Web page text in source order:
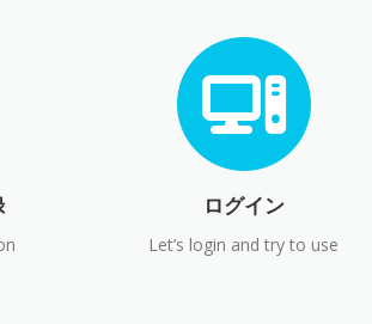
ログイン
Let’s login and try to use